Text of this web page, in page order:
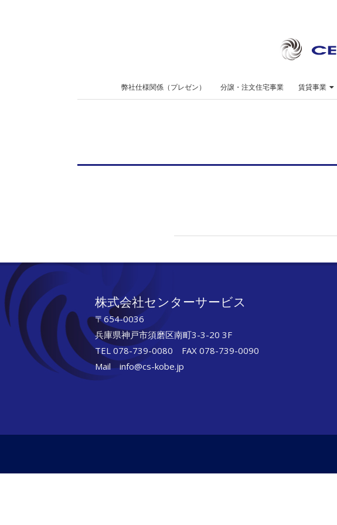
セ
ン
タ
サ
ー
Navigation
弊社仕様関係（プレゼン） 分譲・注文住宅事業 賃貸事業
株式会社センターサービス
〒654-0036
兵庫県神戸市須磨区南町3-3-20 3F
TEL 078-739-0080 FAX 078-739-0090
Mail info@cs-kobe.jp